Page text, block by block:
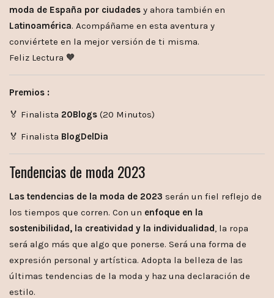
moda de España por ciudades y ahora también en
Latinoamérica. Acompáñame en esta aventura y
conviértete en la mejor versión de ti misma.
Feliz Lectura 🧡
Premios :
🏅 Finalista 20Blogs (20 Minutos)
🏅 Finalista BlogDelDia
Tendencias de moda 2023
Las tendencias de la moda de 2023 serán un fiel reflejo de
los tiempos que corren. Con un enfoque en la
sostenibilidad, la creatividad y la individualidad, la ropa
será algo más que algo que ponerse. Será una forma de
expresión personal y artística. Adopta la belleza de las
últimas tendencias de la moda y haz una declaración de
estilo.